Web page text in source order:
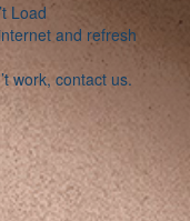
Load
and refresh
work, contact us.